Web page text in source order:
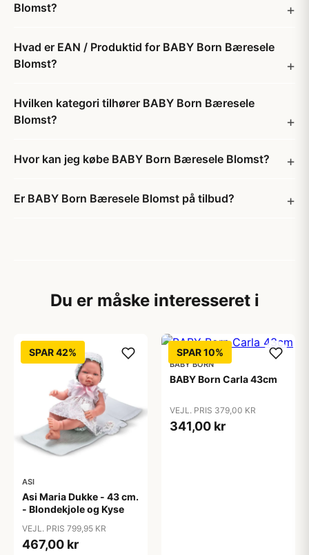
Blomst?
Hvad er EAN / Produktid for BABY Born Bæresele
Blomst?
Hvilken kategori tilhører BABY Born Bæresele
Blomst?
Hvor kan jeg købe BABY Born Bæresele Blomst?
Er BABY Born Bæresele Blomst på tilbud?
Du er måske interesseret i
SPAR 42%
ASI
Asi Maria Dukke - 43 cm.
- Blondekjole og Kyse
VEJL. PRIS 799,95 KR
467,00 kr
SPAR 10%
BABY BORN
BABY Born Carla 43cm
VEJL. PRIS 379,00 KR
341,00 kr